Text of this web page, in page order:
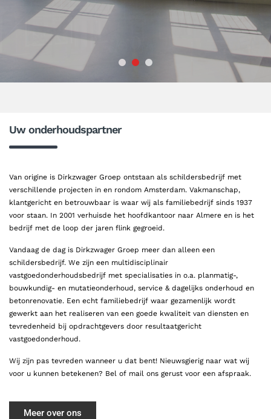
Uw onderhoudspartner
Van origine is Dirkzwager Groep ontstaan als schildersbedrijf met
verschillende projecten in en rondom Amsterdam. Vakmanschap,
klantgericht en betrouwbaar is waar wij als familiebedrijf sinds 1937
voor staan. In 2001 verhuisde het hoofdkantoor naar Almere en is het
bedrijf met de loop der jaren flink gegroeid.
Vandaag de dag is Dirkzwager Groep meer dan alleen een
schildersbedrijf. We zijn een multidisciplinair
vastgoedonderhoudsbedrijf met specialisaties in o.a. planmatig-,
bouwkundig- en mutatieonderhoud, service & dagelijks onderhoud en
betonrenovatie. Een echt familiebedrijf waar gezamenlijk wordt
gewerkt aan het realiseren van een goede kwaliteit van diensten en
tevredenheid bij opdrachtgevers door resultaatgericht
vastgoedonderhoud.
Wij zijn pas tevreden wanneer u dat bent! Nieuwsgierig naar wat wij
voor u kunnen betekenen? Bel of mail ons gerust voor een afspraak.
Meer over ons